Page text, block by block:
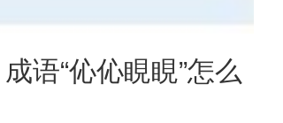
成语“伈伈睍睍”怎么